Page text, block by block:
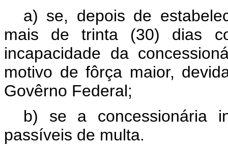
a) se, depois de
mais de trinta (30) dias
incapacidade da
motivo de fôrça maior,
Govêrno Federal;
b) se a concessionária
passíveis de multa.